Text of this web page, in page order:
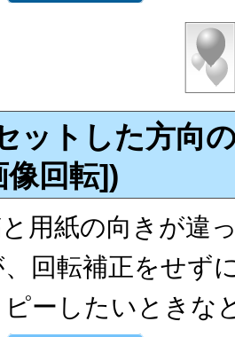
ットした方向
像回転])
用紙の向きが違
回転補正をせず
ーしたいときな